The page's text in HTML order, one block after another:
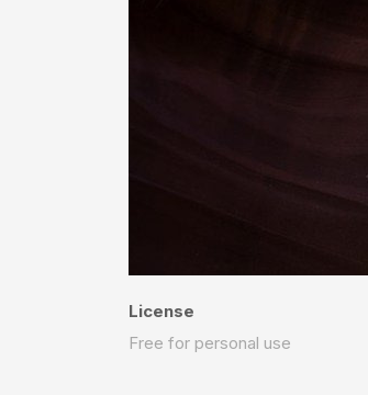
License
Free for personal use